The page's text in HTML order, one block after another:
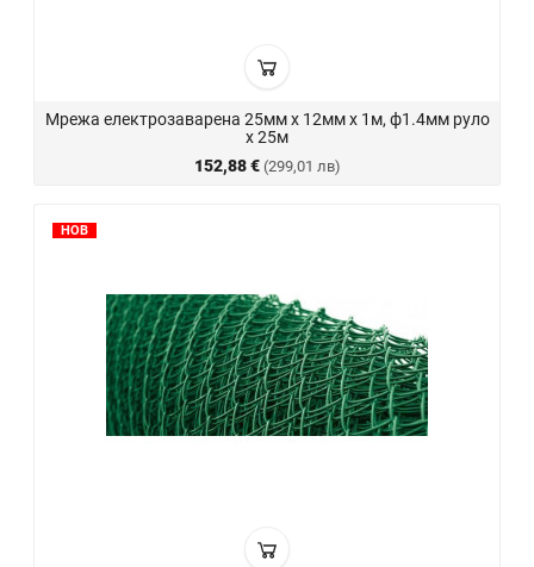
Мрежа електрозаварена 25мм х 12мм х 1м, ф1.4мм руло
х 25м
152,88 € (299,01 лв)
НОВ